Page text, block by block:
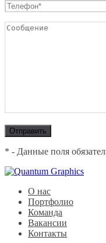
* - Данные поля
Quantum Graphics
Брендинговое агентство
О нас
Портфолио
Команда
Вакансии
Контакты